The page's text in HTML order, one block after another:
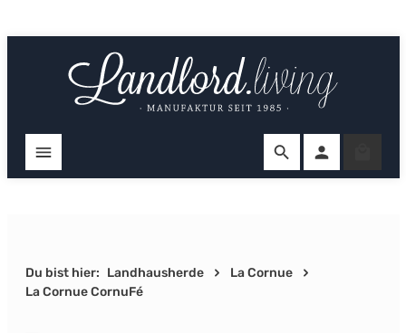
Du bist hier: Landhausherde
La Cornue
La Cornue CornuFé